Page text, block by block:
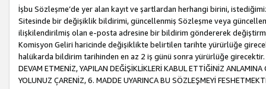
İşbu Sözleşme’de yer alan kayıt ve şartlardan herhangi birini,
Sitesinde bir değişiklik bildirimi, güncellenmiş Sözleşme veya
ilişkilendirilmiş olan e-posta adresine bir bildirim göndererek
Komisyon Geliri haricinde değişiklikte belirtilen tarihte yürürlüğe
halükarda bildirim tarihinden en az 2 iş günü sonra yürürlüğe girecektir.
DEVAM ETMENİZ, YAPILAN DEĞİŞİKLİKLERİ KABUL ETTİĞİNİZ
YOLUNUZ ÇARENİZ, 6. MADDE UYARINCA BU SÖZLEŞMEYİ